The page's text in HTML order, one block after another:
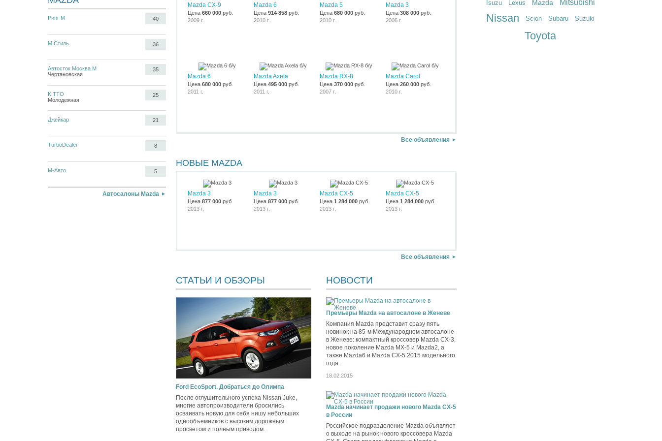
Ринг М 40
М Стиль 36
Автосток Москва М
Чертановская
35
KITTO
Молодежная
25
Джейкар 21
TurboDealer 8
М-Авто 5
Автосалоны Mazda
Mazda CX-9
Цена660 000 руб.
2009 г.
Mazda 6
Цена914 858 руб.
2010 г.
Mazda 5
Цена 680 000руб.
2010 г.
Mazda 3
Цена 308 000руб.
2006 г.
Mazda 6
Цена680 000 руб.
2011 г.
Mazda Axela
Цена495 000 руб.
2011 г.
Mazda RX-8
Цена 370 000руб.
2007 г.
Mazda Carol
Цена 260 000руб.
2010 г.
Все объявления
НОВЫЕ MAZDA
Mazda 3
Цена877 000 руб.
2013 г.
Mazda 3
Цена877 000 руб.
2013 г.
Mazda CX-5
Цена 1 284 000руб.
2013 г.
Mazda CX-5
Цена 1 284 000руб.
2013 г.
Все объявления
СТАТЬИ И ОБЗОРЫ
Ford EcoSport. Добраться до Олимпа
После оглушительного успеха Nissan Juke,
многие автопроизводители бросились
осваивать новую для себя нишу небольших
однообъемников с высоким дорожным
просветом и полным приводом.
НОВОСТИ
Премьеры Mazda на автосалоне в Женеве
Компания Mazda представит сразу пять
новинок на 85-м Международном автосалоне
в Женеве: компактный кроссовер Mazda CX-3,
новое поколение Mazda MX-5 и Mazda2, а
также Mazda6 и Mazda CX-5 2015 модельного
года.
18.02.2015
Mazda начинает продажи нового Mazda CX-5
в России
Российское подразделение Mazda объявляет
о выходе на рынок нового кроссовера Mazda
Isuzu
Lexus Mazda Mitsubishi
Nissan Scion Subaru Suzuki
Toyota